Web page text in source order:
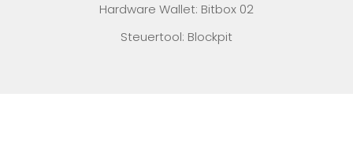
Hardware Wallet: Bitbox 02
Steuertool: Blockpit